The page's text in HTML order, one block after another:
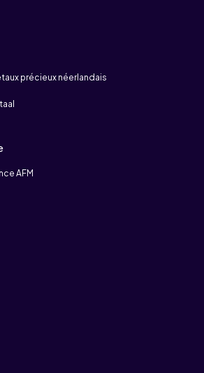
précieux néerlandais
AFM